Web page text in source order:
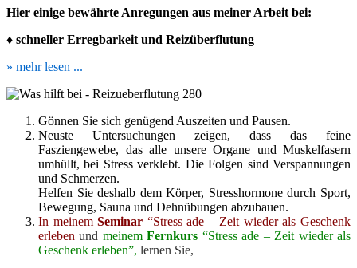
Hier einige bewährte Anregungen aus meiner Arbeit bei:
♦ schneller Erregbarkeit und Reizüberflutung
» mehr lesen ...
Gönnen Sie sich genügend Auszeiten und Pausen.
Neuste Untersuchungen zeigen, dass das feine
Fasziengewebe, das alle unsere Organe und Muskelfasern
umhüllt, bei Stress verklebt. Die Folgen sind Verspannungen
und Schmerzen.
Helfen Sie deshalb dem Körper, Stresshormone durch Sport,
Bewegung, Sauna und Dehnübungen abzubauen.
In meinemSeminar “Stress ade – Zeit wieder als Geschenk
erleben und meinemFernkurs “Stress ade – Zeit wieder als
Geschenk erleben”, lernen Sie,